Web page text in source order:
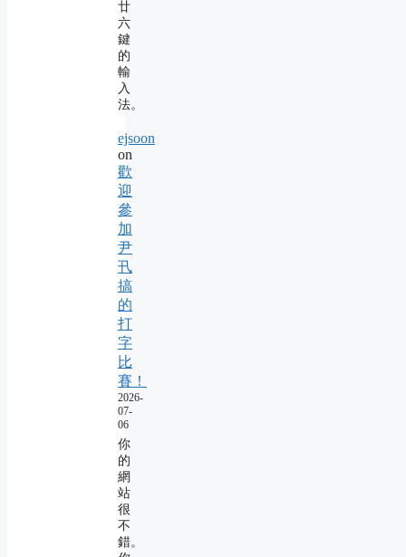
廿
六
鍵
的
輸
入
法。
ejsoon
on
歡
迎
參
加
尹
卂
搞
的
打
字
比
賽！
2026-
07-
06
你
的
網
站
很
不
錯。